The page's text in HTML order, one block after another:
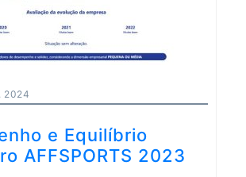
2024
e Equilíbrio
AFFSPORTS 2023